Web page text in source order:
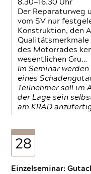
8.30—16.30 Uhr
Der Reparaturweg
vom SV nur
Konstruktion, den
des Motorrades
wesentlichen Gru…
Im Seminar
eines
Teilnehmer soll im
der Lage sein
am KRAD
28
Einzelseminar: